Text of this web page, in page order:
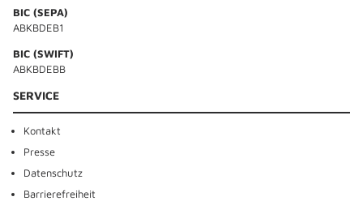
BIC (SEPA)
ABKBDEB1
BIC (SWIFT)
ABKBDEBB
SERVICE
Kontakt
Presse
Datenschutz
Barrierefreiheit